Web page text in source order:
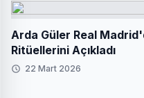
Arda Güler Real
Ritüellerini Açıkladı
22 Mart 2026